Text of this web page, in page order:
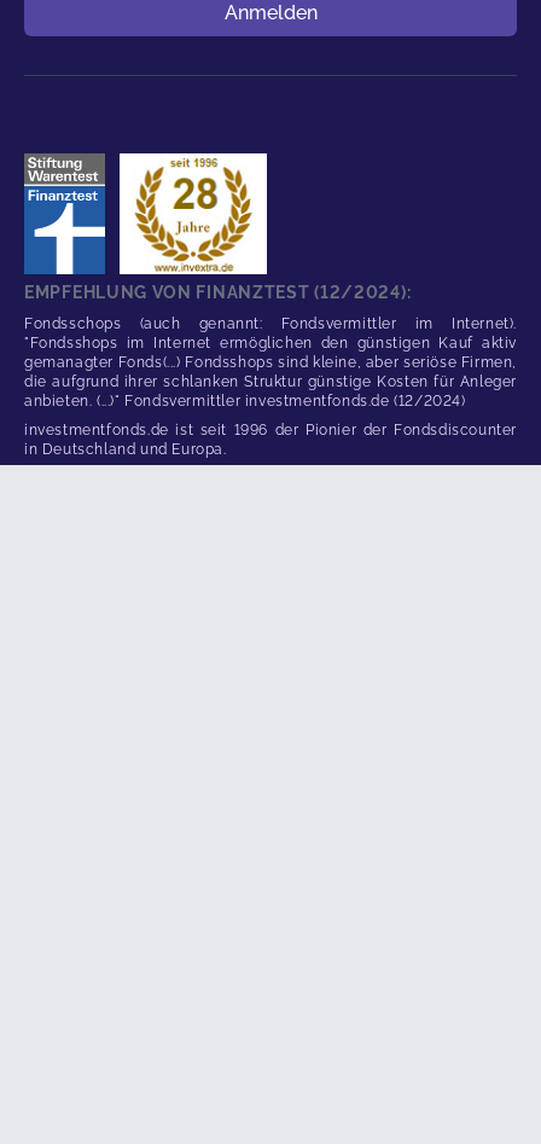
Anmelden
EMPFEHLUNG VON FINANZTEST (12/2024):
Fondsschops (auch genannt: Fondsvermittler im Internet).
"Fondsshops im Internet ermöglichen den günstigen Kauf aktiv
gemanagter Fonds(...) Fondsshops sind kleine, aber seriöse Firmen,
die aufgrund ihrer schlanken Struktur günstige Kosten für Anleger
anbieten. (...)" Fondsvermittler investmentfonds.de (12/2024)
investmentfonds.de ist seit 1996 der Pionier der Fondsdiscounter
in Deutschland und Europa.